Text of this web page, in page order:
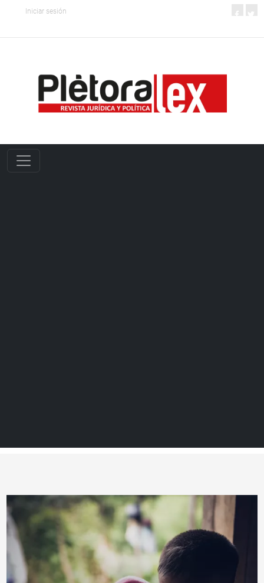
Iniciar sesión